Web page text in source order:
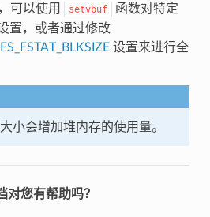
可以使用
setvbuf
函数对特定
置，或者通过修改
设置来进行全
小会增加堆内存的使用量。
对您有帮助吗？